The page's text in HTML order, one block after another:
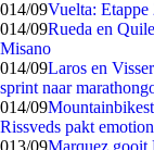
014/09Vuelta:
014/09Rueda en
Misano
014/09Laros en
sprint naar
014/09
Rissveds pakt
013/09Marquez gooit